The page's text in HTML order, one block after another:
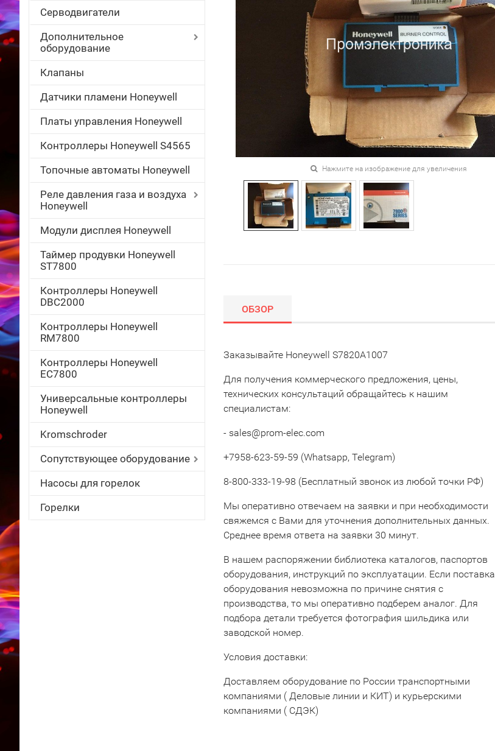
Серводвигатели
Дополнительное
оборудование
Клапаны
Датчики пламени Honeywell
Платы управления Honeywell
Контроллеры Honeywell S4565
Топочные автоматы Honeywell
Реле давления газа и воздуха
Honeywell
Модули дисплея Honeywell
Таймер продувки Honeywell
ST7800
Контроллеры Honeywell
DBC2000
Контроллеры Honeywell
RM7800
Контроллеры Honeywell
EC7800
Универсальные контроллеры
Honeywell
Kromschroder
Сопутствующее оборудование
Насосы для горелок
Горелки
Нажмите на изображение для увеличения
ОБЗОР
Заказывайте Honeywell S7820A1007
Для получения коммерческого предложения, цены,
технических консультаций обращайтесь к нашим
специалистам:
- sales@prom-elec.com
+7958-623-59-59 (Whatsapp, Telegram)
8-800-333-19-98 (Бесплатный звонок из любой точки РФ)
Мы оперативно отвечаем на заявки и при необходимости
свяжемся с Вами для уточнения дополнительных данных.
Среднее время ответа на заявки 30 минут.
В нашем распоряжении библиотека каталогов, паспортов
оборудования, инструкций по эксплуатации. Если поставка
оборудования невозможна по причине снятия с
производства, то мы оперативно подберем аналог. Для
подбора детали требуется фотография шильдика или
заводской номер.
Условия доставки:
Доставляем оборудование по России транспортными
компаниями ( Деловые линии и КИТ) и курьерскими
компаниями ( СДЭК)